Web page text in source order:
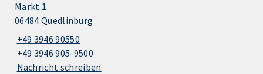
Markt 1
06484 Quedlinburg
+49 3946 90550
+49 3946 905-9500
Nachricht schreiben